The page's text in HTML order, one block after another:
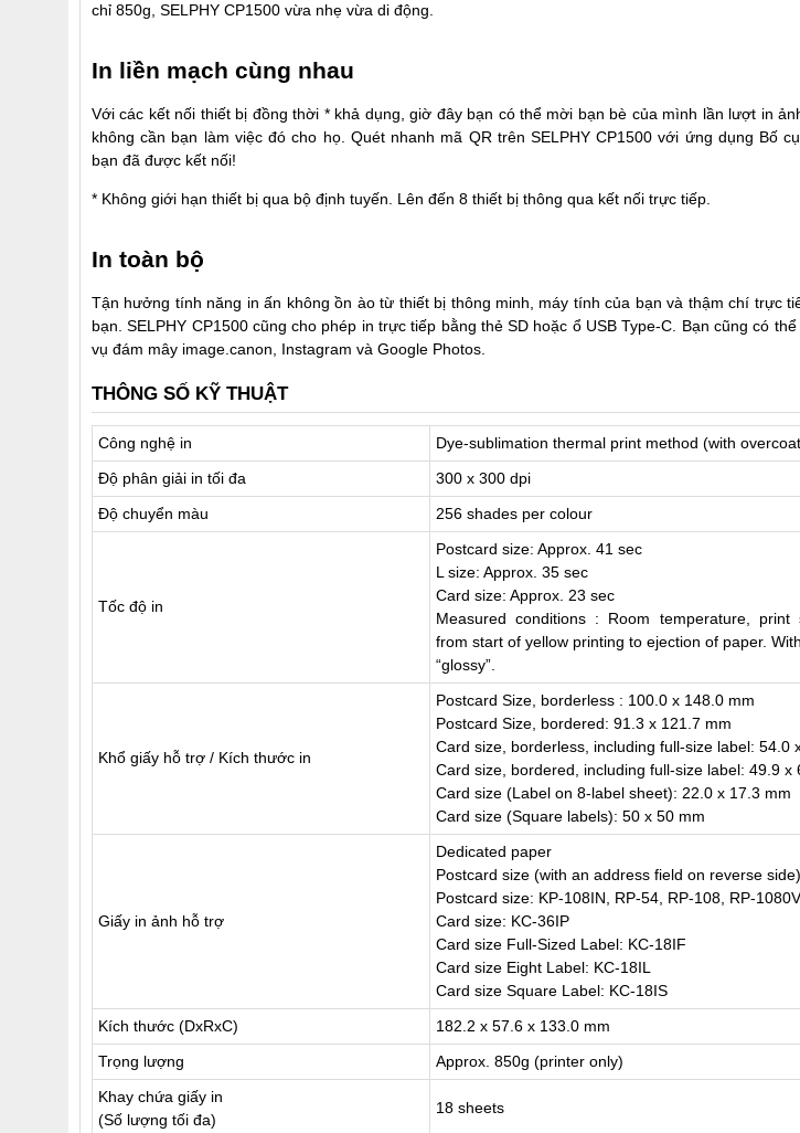
chỉ 850g, SELPHY CP1500 vừa nhẹ vừa di động.
In liền mạch cùng nhau
Với các kết nối thiết bị đồng thời * khả dụng, giờ đây bạn có thể mời bạn bè của mình lần lượt in
không cần bạn làm việc đó cho họ. Quét nhanh mã QR trên SELPHY CP1500 với ứng dụng Bố
bạn đã được kết nối!
* Không giới hạn thiết bị qua bộ định tuyến. Lên đến 8 thiết bị thông qua kết nối trực tiếp.
In toàn bộ
Tận hưởng tính năng in ấn không ồn ào từ thiết bị thông minh, máy tính của bạn và thậm chí trực
bạn. SELPHY CP1500 cũng cho phép in trực tiếp bằng thẻ SD hoặc ổ USB Type-C. Bạn cũng có
vụ đám mây image.canon, Instagram và Google Photos.
THÔNG SỐ KỸ THUẬT
Công nghệ in
Dye-sublimation thermal print method (with
Độ phân giải in tối đa
300 x 300 dpi
Độ chuyển màu
256 shades per colour
Tốc độ in
Postcard size: Approx. 41 sec
L size: Approx. 35 sec
Card size: Approx. 23 sec
Measured conditions : Room temperature, print
from start of yellow printing to ejection of paper.
“glossy”.
Khổ giấy hỗ trợ / Kích thước in
Postcard Size, borderless : 100.0 x 148.0 mm
Postcard Size, bordered: 91.3 x 121.7 mm
Card size, borderless, including full-size label: 54.0
Card size, bordered, including full-size label: 49.9 x
Card size (Label on 8-label sheet): 22.0 x 17.3 mm
Card size (Square labels): 50 x 50 mm
Giấy in ảnh hỗ trợ
Dedicated paper
Postcard size (with an address field on reverse
Postcard size: KP-108IN, RP-54, RP-108, RP-1080V
Card size: KC-36IP
Card size Full-Sized Label: KC-18IF
Card size Eight Label: KC-18IL
Card size Square Label: KC-18IS
Kích thước (DxRxC)
182.2 x 57.6 x 133.0 mm
Trọng lượng
Approx. 850g (printer only)
Khay chứa giấy in
(Số lượng tối đa)
18 sheets